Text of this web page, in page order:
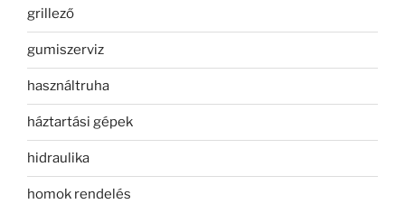
grillező
gumiszerviz
használtruha
háztartási gépek
hidraulika
homok rendelés